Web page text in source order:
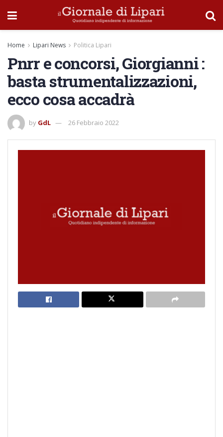
Home Lipari News Politica Lipari
Pnrr e concorsi, Giorgianni :
basta strumentalizzazioni,
ecco cosa accadrà
by GdL 26 Febbraio 2022